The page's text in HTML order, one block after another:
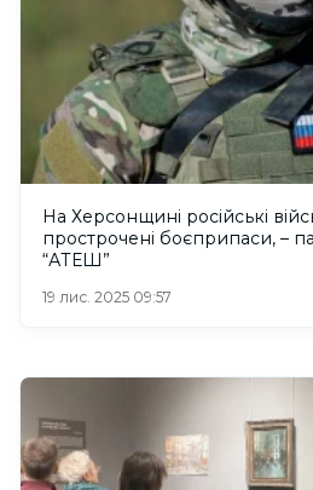
На Херсонщині російські
прострочені боєприпаси, –
“АТЕШ”
19 лис. 2025 09:57